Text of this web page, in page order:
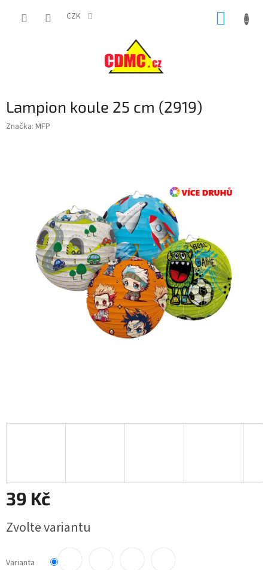
CZK
Lampion koule 25 cm (2919)
Značka: MFP
39 Kč
cena:
Zvolte variantu
Varianta